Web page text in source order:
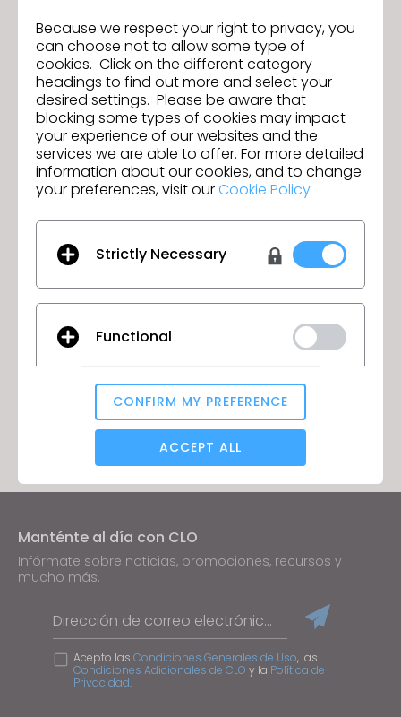
Unser Ziel ist es, dass dich Deine Tätigkeit
persönlich und professionell weiterbringt. Wir
bieten
dir viel Raum für eigenverantwortliches Arbeiten
und berufliche Entwicklung u.a. mit einer
aktiven Feedback Kultur und einem hohen Maß an
Verantwortung.
Bitte sende Deinen Lebenslauf und Arbeitsproben
an: bewerbung@bagsandmore.de oder lade
siehierhoch.
Nenne uns Bitte auch Dein frühestmögliches
unser Head of Design Marc Dirks. Wir freuen uns von
IR A LISTA
Manténte al día con CLO
Infórmate sobre noticias, promociones, recursos y
mucho más.
Dirección de correo electrónico
Acepto las Condiciones Generales de Uso, las
Condiciones Adicionales de CLO y la Política de
Privacidad.
Because we respect your right to privacy, you
can choose not to allow some type of
cookies. Click on the different category
headings to find out more and select your
desired settings. Please be aware that
blocking some types of cookies may impact
your experience of our websites and the
services we are able to offer. For more detailed
information about our cookies, and to change
your preferences, visit ourCookie Policy
Strictly Necessary
Functional
Analytical / Performance
If you reject all, some features might not function
properly.Reject All
CONFIRM MY PREFERENCE
ACCEPT ALL